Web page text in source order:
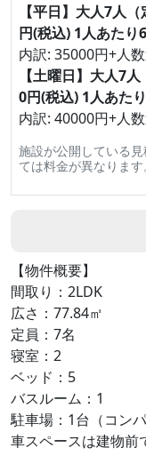
【平日】大人7人
円(税込) 1人あたり
内訳: 35000円+人
【土曜日】大人7
0円(税込) 1人あた
内訳: 40000円+人
施設が公開している
ては料金が異なります
【物件概要】
間取り：2LDK
広さ：77.84㎡
定員：7名
寝室：2
ベッド：5
バスルーム：1
駐車場：1台（コン
車スペースは建物前